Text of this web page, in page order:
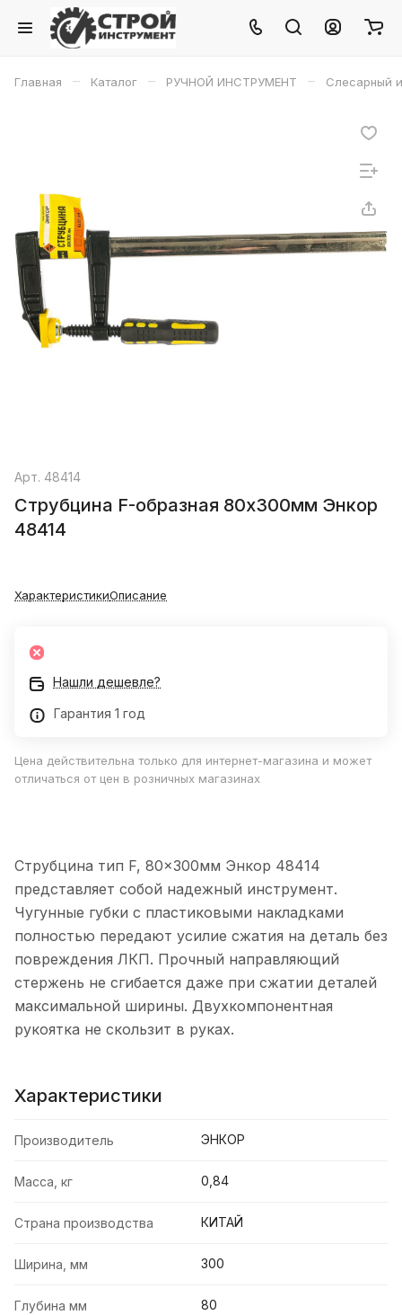
Главная – Каталог – РУЧНОЙ ИНСТРУМЕНТ – Слесарный
Арт. 48414
Струбцина F-образная 80x300мм Энкор
48414
ХарактеристикиОписание
Нашли дешевле?
Гарантия 1 год
Цена действительна только для интернет-магазина и может
отличаться от цен в розничных магазинах
Струбцина тип F, 80x300мм Энкор 48414
представляет собой надежный инструмент.
Чугунные губки с пластиковыми накладками
полностью передают усилие сжатия на деталь без
повреждения ЛКП. Прочный направляющий
стержень не сгибается даже при сжатии деталей
максимальной ширины. Двухкомпонентная
рукоятка не скользит в руках.
Характеристики
Производитель ЭНКОР
Масса, кг 0,84
Страна производства КИТАЙ
Ширина, мм 300
Глубина мм 80